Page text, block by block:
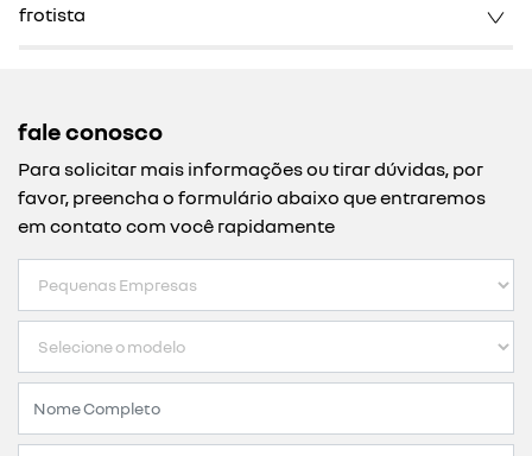
frotista
fale conosco
Para solicitar mais informações ou tirar dúvidas, por
favor, preencha o formulário abaixo que entraremos
em contato com você rapidamente